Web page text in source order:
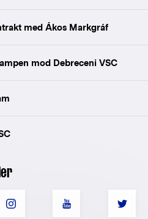
med Ákos Markgráf
mod Debreceni VSC